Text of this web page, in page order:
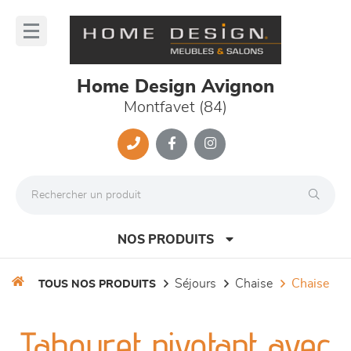
Home Design Avignon
Montfavet (84)
NOS PRODUITS
TOUS NOS PRODUITS séjours chaise chaise